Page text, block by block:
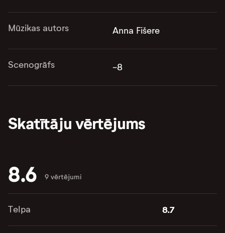
Mūzikas autors Anna Fišere
Scenogrāfs -8
Skatītāju vērtējums
8.6 9 vērtējumi
Telpa 8.7